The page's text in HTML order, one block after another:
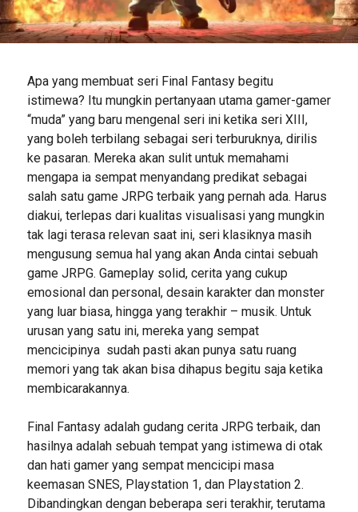
Apa yang membuat seri Final Fantasy begitu
istimewa? Itu mungkin pertanyaan utama gamer-gamer
“muda” yang baru mengenal seri ini ketika seri XIII,
yang boleh terbilang sebagai seri terburuknya, dirilis
ke pasaran. Mereka akan sulit untuk memahami
mengapa ia sempat menyandang predikat sebagai
salah satu game JRPG terbaik yang pernah ada. Harus
diakui, terlepas dari kualitas visualisasi yang mungkin
tak lagi terasa relevan saat ini, seri klasiknya masih
mengusung semua hal yang akan Anda cintai sebuah
game JRPG. Gameplay solid, cerita yang cukup
emosional dan personal, desain karakter dan monster
yang luar biasa, hingga yang terakhir – musik. Untuk
urusan yang satu ini, mereka yang sempat
mencicipinya sudah pasti akan punya satu ruang
memori yang tak akan bisa dihapus begitu saja ketika
membicarakannya.
Final Fantasy adalah gudang cerita JRPG terbaik, dan
hasilnya adalah sebuah tempat yang istimewa di otak
dan hati gamer yang sempat mencicipi masa
keemasan SNES, Playstation 1, dan Playstation 2.
Dibandingkan dengan beberapa seri terakhir, terutama